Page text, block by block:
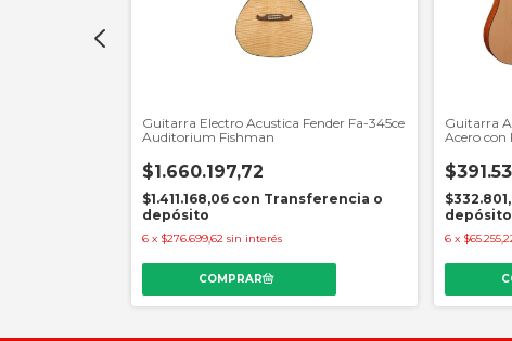
Guitarra Electro Acustica Fender Fa-345ce
Auditorium Fishman
$1.660.197,72
$1.411.168,06 con Transferencia o
depósito
6 x $276.699,62 sin interés
Guitarra
Acero con
depósito
6 x